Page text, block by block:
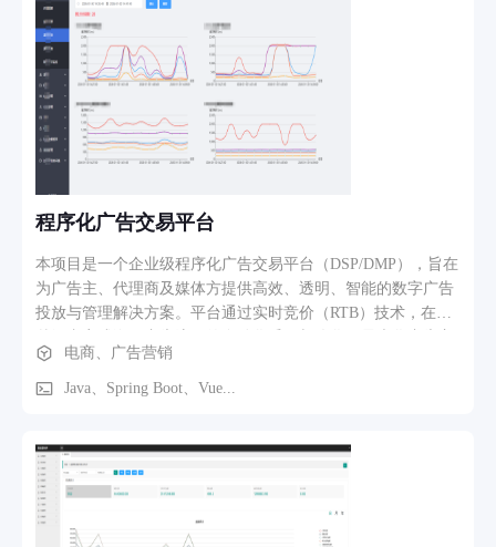
(年龄、性别，收入等) 打通 人口属性定向 行为标签，兴趣标
签，消费标签打通 行为标签，兴趣标签，消费标签定向 黑白
名单 RTB 竞价方式 人群放大 LBS 包导入 LBS 包定向 成交查
询 库存查询 创意分组 创意概念 除自定义人群以外的人群属性
报告 反作弊 自定义人群设置 自定义人群定向 自定义人群报告
程序化广告交易平台
本项目是一个企业级程序化广告交易平台（DSP/DMP），旨在
为广告主、代理商及媒体方提供高效、透明、智能的数字广告
投放与管理解决方案。平台通过实时竞价（RTB）技术，在毫
的投资回报率（ROI）并提升媒体流量变现效率。 核心业务模
块与功能： 广告主/代理商端功能模块： 广告活动管理：支持
别、年龄）、地理位置、兴趣标签、设备类型、重定向
（Retargeting）等。 实时数据看板：可视化展示曝光、点击、
消耗、转化等核心指标，提供多维度数据分析报表。 智能出价
策略：支持CPM、CPC、oCPM等多种计费模式，内置智能算
电商、广告营销
Java、Spring Boot、Vue...